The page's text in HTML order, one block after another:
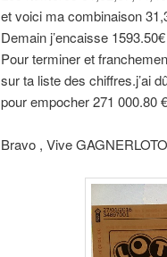
et voici ma combinaison
Demain j’encaisse
Pour terminer et
sur ta liste des chiffres.j’ai
pour empocher 271 000.80
Bravo , Vive